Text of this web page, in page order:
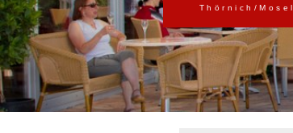
Thörnich/Mosel